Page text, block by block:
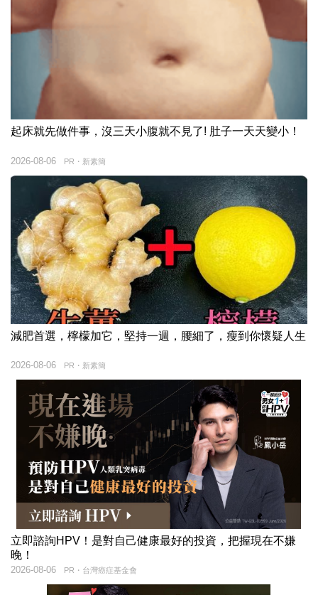
起床就先做件事，沒三天小腹就不見了! 肚子一天天變小！
PR・新素簡
2026-08-06
減肥首選，檸檬加它，堅持一週，腰細了，瘦到你懷疑人生
PR・新素簡
2026-08-06
立即諮詢HPV！是對自己健康最好的投資，把握現在不嫌
晚！
PR・台灣癌症基金會
2026-08-06